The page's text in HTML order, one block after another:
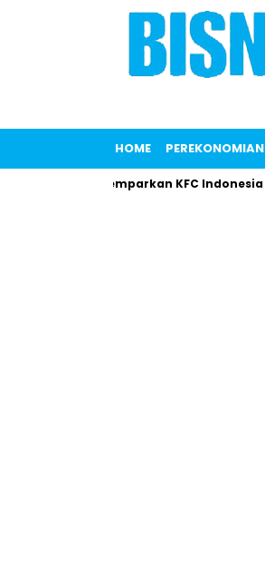
HOME PEREKONOMIAN
Saputri Gemparkan KFC Indonesia